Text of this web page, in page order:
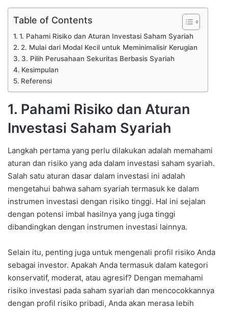
Table of Contents
1. Pahami Risiko dan Aturan Investasi Saham Syariah
2. Mulai dari Modal Kecil untuk Meminimalisir Kerugian
3. Pilih Perusahaan Sekuritas Berbasis Syariah
Kesimpulan
Referensi
1. Pahami Risiko dan Aturan
Investasi Saham Syariah
Langkah pertama yang perlu dilakukan adalah memahami
aturan dan risiko yang ada dalam investasi saham syariah.
Salah satu aturan dasar dalam investasi ini adalah
mengetahui bahwa saham syariah termasuk ke dalam
instrumen investasi dengan risiko tinggi. Hal ini sejalan
dengan potensi imbal hasilnya yang juga tinggi
dibandingkan dengan instrumen investasi lainnya.
Selain itu, penting juga untuk mengenali profil risiko Anda
sebagai investor. Apakah Anda termasuk dalam kategori
konservatif, moderat, atau agresif? Dengan memahami
risiko investasi pada saham syariah dan mencocokkannya
dengan profil risiko pribadi, Anda akan merasa lebih